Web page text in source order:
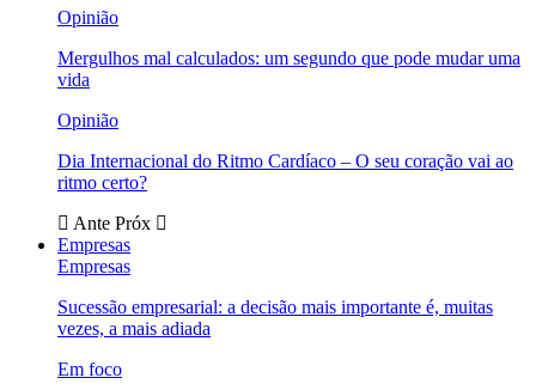
Opinião
Mergulhos mal calculados: um segundo que pode mudar uma
vida
Opinião
Dia Internacional do Ritmo Cardíaco – O seu coração vai ao
ritmo certo?
Ante Próx
Empresas
Empresas
Sucessão empresarial: a decisão mais importante é, muitas
vezes, a mais adiada
Em foco